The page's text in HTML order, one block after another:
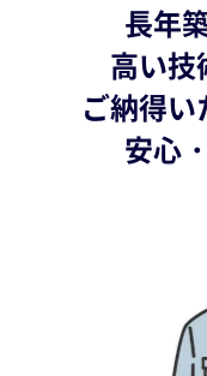
長年
高い技
ご納得
安心